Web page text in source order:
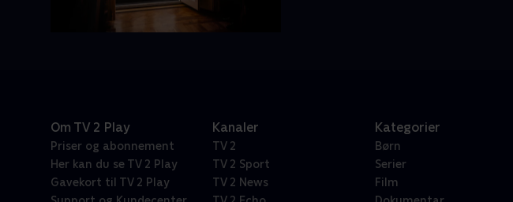
Om TV 2 Play
Priser og abonnement
Her kan du se TV 2 Play
Gavekort til TV 2 Play
Kanaler
TV 2
TV 2 Sport
TV 2 News
Kategorier
Børn
Serier
Film